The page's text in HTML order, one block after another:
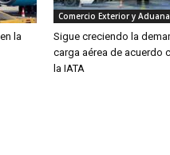
la
Comercio Exterior y
Sigue creciendo la
carga aérea de acuerdo
la IATA